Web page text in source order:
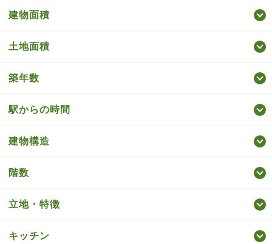
建物面積
土地面積
築年数
駅からの時間
建物構造
階数
立地・特徴
キッチン